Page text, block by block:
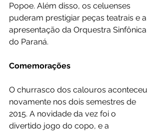
Popoe. Além disso, os celuenses
puderam prestigiar peças teatrais e a
apresentação da Orquestra Sinfônica
do Paraná.
Comemorações
O churrasco dos calouros aconteceu
novamente nos dois semestres de
2015. A novidade da vez foi o
divertido jogo do copo, e a